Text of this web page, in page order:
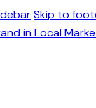
Skip to